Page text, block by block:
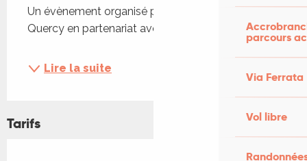
parcours
Via Ferrata
Vol libre
Un évènement organisé par le PETR Grand
Quercy en partenariat avec le Clos...
Lire la suite
Tarifs